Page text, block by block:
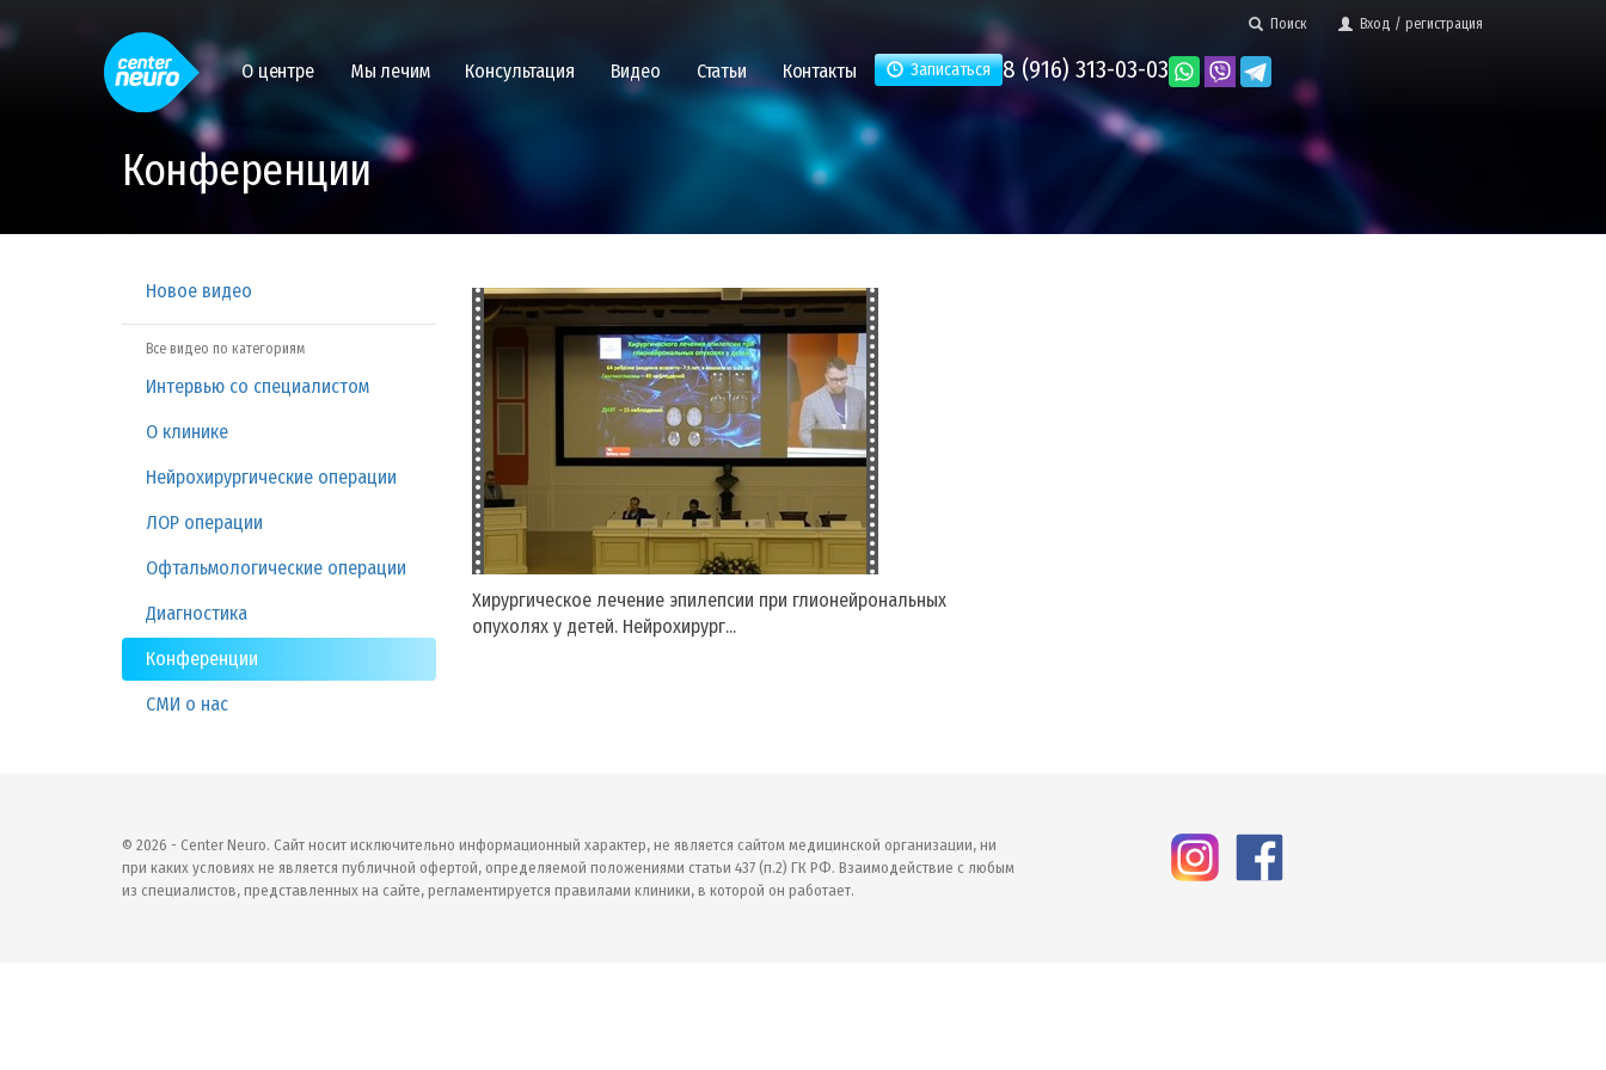
Поиск Вход / регистрация
О центре Мы лечим Консультация Видео Статьи Контакты Записаться 8 (916) 313-03-03
Конференции
Новое видео
Все видео по категориям
Интервью со специалистом
О клинике
Нейрохирургические операции
ЛОР операции
Офтальмологические операции
Диагностика
Конференции
СМИ о нас
Хирургическое лечение эпилепсии при глионейрональных
опухолях у детей. Нейрохирург...
© 2026 - Center Neuro. Сайт носит исключительно информационный характер, не является сайтом медицинской организации, ни
при каких условиях не является публичной офертой, определяемой положениями статьи 437 (п.2) ГК РФ. Взаимодействие с любым
из специалистов, представленных на сайте, регламентируется правилами клиники, в которой он работает.